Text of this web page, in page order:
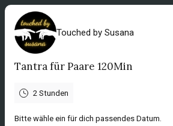
Touched by Susana
Tantra für Paare 120Min
2 Stunden
Bitte wähle ein für dich passendes Datum.